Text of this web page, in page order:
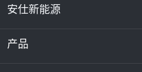
安仕新能源
关于我们
产品